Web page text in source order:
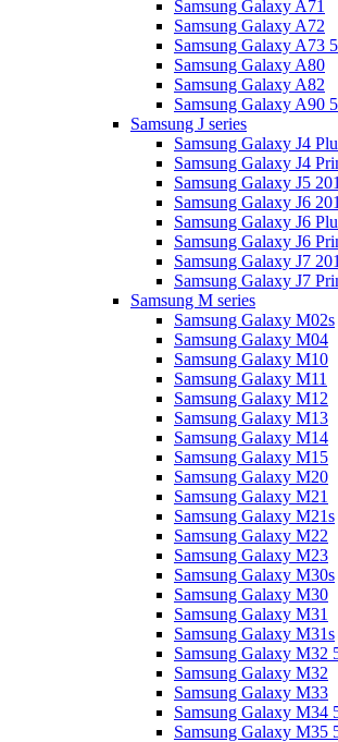
Samsung Galaxy A71
Samsung Galaxy A72
Samsung Galaxy A73
Samsung Galaxy A80
Samsung Galaxy A82
Samsung Galaxy A90
Samsung J series
Samsung Galaxy J4
Samsung Galaxy J4
Samsung Galaxy J5
Samsung Galaxy J6
Samsung Galaxy J6
Samsung Galaxy J6
Samsung Galaxy J7
Samsung Galaxy J7
Samsung M series
Samsung Galaxy M02s
Samsung Galaxy M04
Samsung Galaxy M10
Samsung Galaxy M11
Samsung Galaxy M12
Samsung Galaxy M13
Samsung Galaxy M14
Samsung Galaxy M15
Samsung Galaxy M20
Samsung Galaxy M21
Samsung Galaxy M21s
Samsung Galaxy M22
Samsung Galaxy M23
Samsung Galaxy M30s
Samsung Galaxy M30
Samsung Galaxy M31
Samsung Galaxy M31s
Samsung Galaxy M32
Samsung Galaxy M32
Samsung Galaxy M33
Samsung Galaxy M34
Samsung Galaxy M35